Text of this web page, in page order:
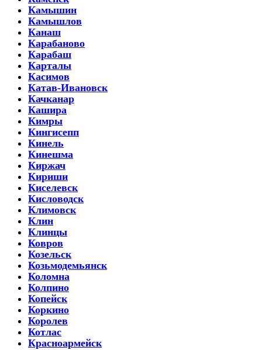
Камышин
Камышлов
Канаш
Карабаново
Карабаш
Карталы
Касимов
Катав-Ивановск
Качканар
Кашира
Кимры
Кингисепп
Кинель
Кинешма
Киржач
Кириши
Киселевск
Кисловодск
Климовск
Клин
Клинцы
Ковров
Козельск
Козьмодемьянск
Коломна
Колпино
Копейск
Коркино
Королев
Котлас
Красноармейск